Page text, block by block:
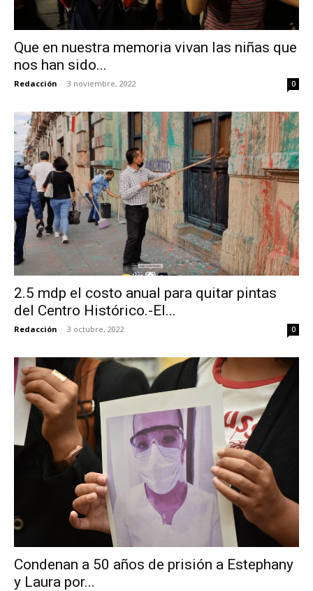
Que en nuestra memoria vivan las niñas que
nos han sido...
Redacción - 3 noviembre, 2022 0
2.5 mdp el costo anual para quitar pintas
del Centro Histórico.-El...
Redacción - 3 octubre, 2022 0
Condenan a 50 años de prisión a Estephany
y Laura por...